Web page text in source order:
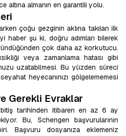
altına almanın en garantili yolu.
çoğu gezginin aklına takılan ilk
haber şu ki, doğru adımları bilerek
çok daha az korkutucu.
veya zamanlama hatası gibi
uzatabilmesi. Bu yüzden süreci
heyecanınızı gölgelememesi
Gerekli Evraklar
tarihinden itibaren en az 6 ay
Bu, Schengen başvurularının
Başvuru dosyanıza eklemeniz